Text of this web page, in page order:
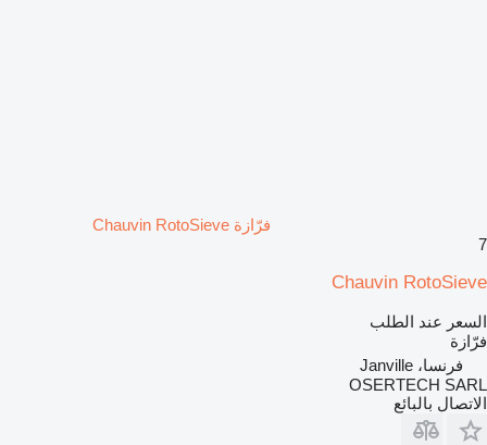
فرّازة Chauvin RotoSieve
7
Chauvin RotoSieve
السعر عند الطلب
فرّازة
فرنسا، Janville
OSERTECH SARL
الاتصال بالبائع